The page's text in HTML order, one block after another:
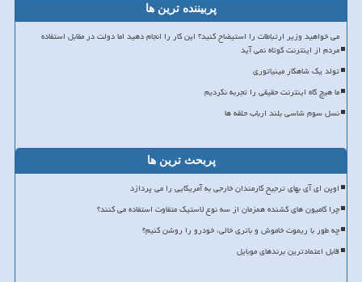
پربیننده ترین ها
می خواهید وزیر ارتباطات را استیضاح کنید؟ این کار را انجام دهید اما دولت در مقابل استفاده
مردم از اینترنت کوتاه نمی آید
تولد یک شاهکار مینیاتوری
ما هیچ گاه اینترنت حقیقی را تجربه نکردیم
نسل سوم شاسی بلند ارباب حلقه ها
پربحث ترین ها
اوپن ای آی بهای ترجیح کارمندان خارجی به آمریکایی را می پردازد
چرا کامیون های کشنده همزمان از سه نوع لاستیک متفاوت استفاده می کنند؟
چه طور با ریموت خاموش و باتری خالی، خودرو را روشن کنیم؟
قابل اعتمادترین برندهای موبایل